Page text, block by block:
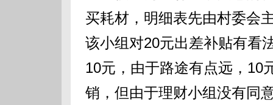
买耗材，明细表先由村委会
该小组对20元出差补贴有看
10元，由于路途有点远，10
销，但由于理财小组没有同